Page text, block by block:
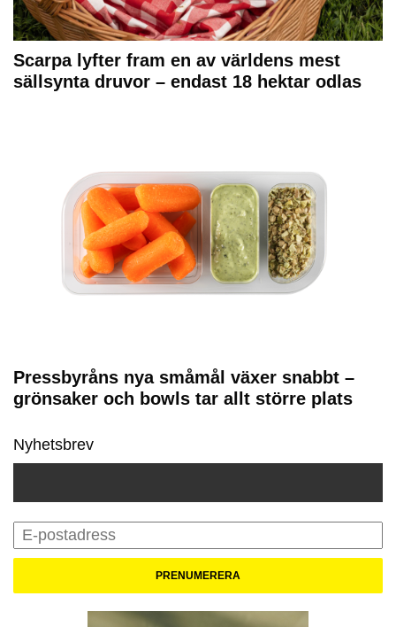
Scarpa lyfter fram en av världens mest
sällsynta druvor – endast 18 hektar odlas
Pressbyråns nya småmål växer snabbt –
grönsaker och bowls tar allt större plats
Nyhetsbrev